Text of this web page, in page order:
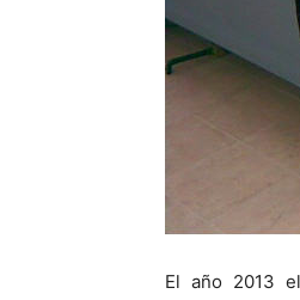
El año 2013